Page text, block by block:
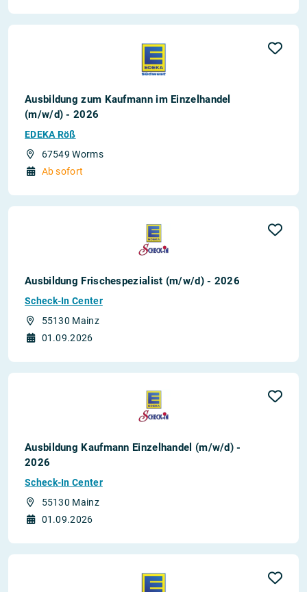
Ausbildung zum Kaufmann im Einzelhandel
(m/w/d) - 2026
EDEKA Röß
67549 Worms
Ab sofort
Ausbildung Frischespezialist (m/w/d) - 2026
Scheck-In Center
55130 Mainz
01.09.2026
Ausbildung Kaufmann Einzelhandel (m/w/d) -
2026
Scheck-In Center
55130 Mainz
01.09.2026